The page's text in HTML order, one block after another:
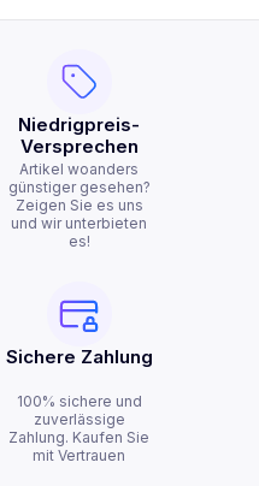
Niedrigpreis-
Versprechen
Artikel woanders
günstiger gesehen?
Zeigen Sie es uns
und wir unterbieten
es!
Sichere Zahlung
100% sichere und
zuverlässige
Zahlung. Kaufen Sie
mit Vertrauen